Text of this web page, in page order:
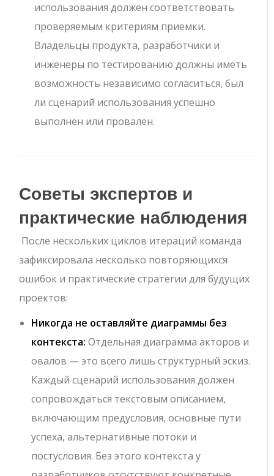
использования должен соответствовать
проверяемым критериям приемки.
Владельцы продукта, разработчики и
инженеры по тестированию должны иметь
возможность независимо согласиться, был
ли сценарий использования успешно
выполнен или провален.
Советы экспертов и
практические наблюдения
После нескольких циклов итераций команда
зафиксировала несколько повторяющихся
ошибок и практические стратегии для будущих
проектов:
Никогда не оставляйте диаграммы без
контекста: Отдельная диаграмма акторов и
овалов — это всего лишь структурный эскиз.
Каждый сценарий использования должен
сопровождаться текстовым описанием,
включающим предусловия, основные пути
успеха, альтернативные потоки и
постусловия. Без этого контекста у